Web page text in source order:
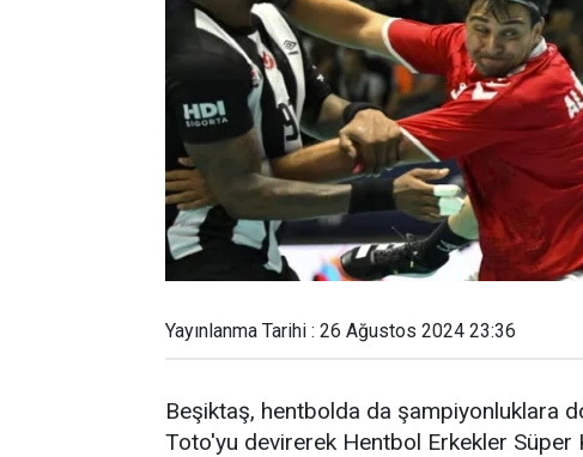
Yayınlanma Tarihi : 26 Ağustos 2024 23:36
Beşiktaş, hentbolda da şampiyonluklara
Toto'yu devirerek Hentbol Erkekler Süper